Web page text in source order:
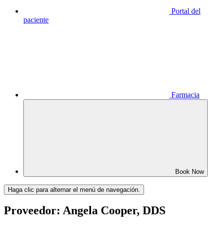
Portal del
paciente
Farmacia
Book Now
Haga clic para alternar el menú de navegación.
Proveedor: Angela Cooper, DDS